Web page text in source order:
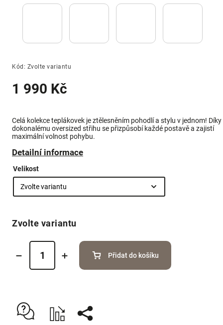
Kód: Zvolte variantu
1 990 Kč
Celá kolekce teplákovek je ztělesněním pohodlí a stylu v jednom! Díky
dokonalému oversized střihu se přizpůsobí každé postavě a zajistí
maximální volnost pohybu.
Detailní informace
Velikost
Zvolte variantu
Přidat do košíku